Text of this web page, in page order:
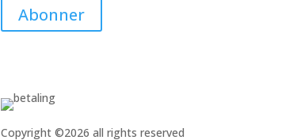
Abonner
Copyright ©2026 all rights reserved